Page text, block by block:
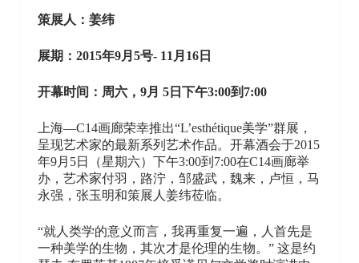
策展人：姜纬
展期：2015年9月5号- 11月16日
开幕时间：周六，9月 5日下午3:00到7:00
上海—C14画廊荣幸推出“L’esthétique美学”群展，
呈现艺术家的最新系列艺术作品。开幕酒会于2015
年9月5日（星期六）下午3:00到7:00在C14画廊举
办，艺术家付羽，路泞，邹盛武，魏来，卢恒，马
永强，张玉明和策展人姜纬莅临。
“就人类学的意义而言，我再重复一遍，人首先是
一种美学的生物，其次才是伦理的生物。” 这是约